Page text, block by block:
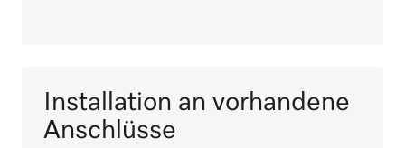
Installation an vorhandene
Anschlüsse